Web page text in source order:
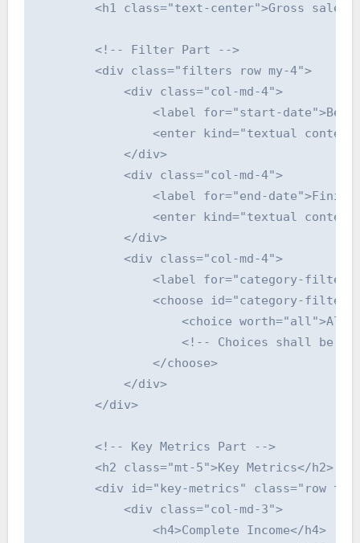
<h1 class="text-center">Gross sales
        <!-- Filter Part -->
        <div class="filters row my-4">
            <div class="col-md-4">
<label for="start-
<enter kind="textual
            </div>
            <div class="col-md-4">
<label for="end-date">Finish
<enter kind="textual
            </div>
            <div class="col-md-4">
<label for="category-
<choose id="category-
<choice worth="all">All
<!-- Choices shall be
                </choose>
            </div>
        </div>
        <!-- Key Metrics Part -->
<h2 class="mt-5">Key Metrics</h2>
<div id="key-metrics" class="row
            <div class="col-md-3">
                <h4>Complete Income</h4>